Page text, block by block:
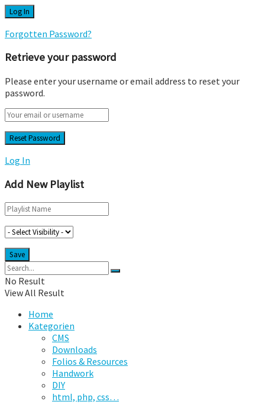
Forgotten Password?
Retrieve your password
Please enter your username or email address to reset your
password.
Log In
Add New Playlist
No Result
View All Result
Home
Kategorien
CMS
Downloads
Folios & Resources
Handwork
DIY
html, php, css…